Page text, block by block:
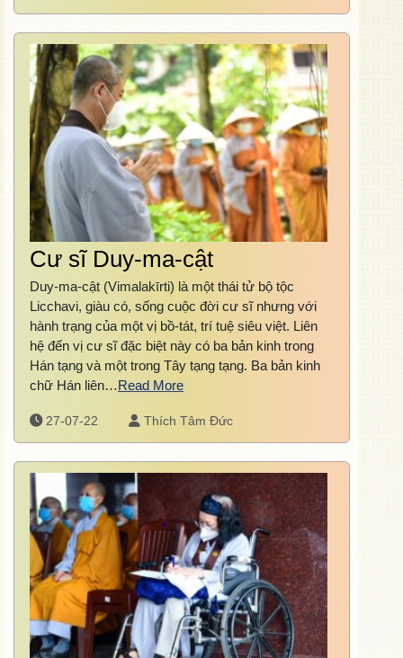
Cư sĩ Duy-ma-cật
Duy-ma-cật (Vimalakīrti) là một thái tử bộ tộc
Licchavi, giàu có, sống cuộc đời cư sĩ nhưng với
hành trạng của một vị bồ-tát, trí tuệ siêu việt. Liên
hệ đến vị cư sĩ đặc biệt này có ba bản kinh trong
Hán tạng và một trong Tây tạng tạng. Ba bản kinh
chữ Hán liên…Read More
27-07-22 Thích Tâm Đức